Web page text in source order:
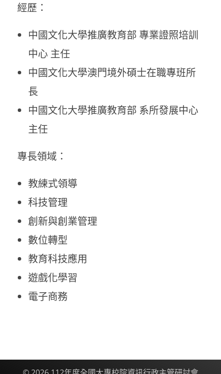
經歷：
中國文化大學推廣教育部 專業證照培訓
中心 主任
中國文化大學澳門境外碩士在職專班所
長
中國文化大學推廣教育部 系所發展中心
主任
專長領域：
教練式領導
科技管理
創新與創業管理
數位轉型
教育科技應用
遊戲化學習
電子商務